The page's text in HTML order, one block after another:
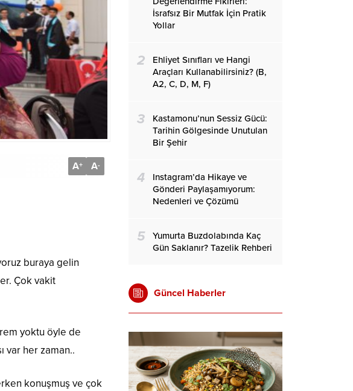
A+ A-
buraya gelin
Çok vakit
yoktu öyle de
var her zaman..
konuşmuş ve çok
İsrafsız Bir Mutfak İçin Pratik
Yollar
2
Ehliyet Sınıfları ve Hangi
Araçları Kullanabilirsiniz? (B,
A2, C, D, M, F)
3
Kastamonu’nun Sessiz Gücü:
Tarihin Gölgesinde Unutulan
Bir Şehir
4
Instagram’da Hikaye ve
Gönderi Paylaşamıyorum:
Nedenleri ve Çözümü
5
Yumurta Buzdolabında Kaç
Gün Saklanır? Tazelik Rehberi
Güncel Haberler